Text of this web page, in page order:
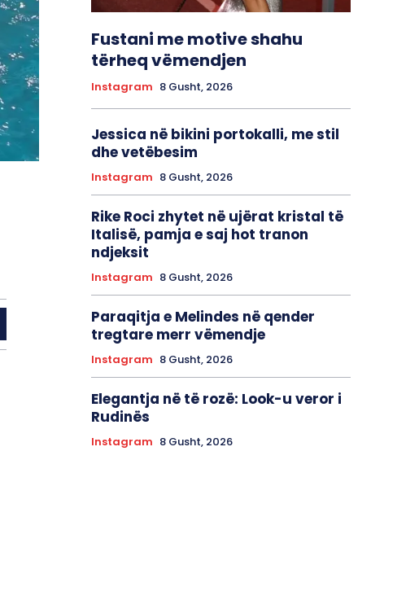
Fustani me motive shahu
tërheq vëmendjen
Instagram 8 Gusht, 2026
Jessica në bikini portokalli, me stil
dhe vetëbesim
Instagram 8 Gusht, 2026
Rike Roci zhytet në ujërat kristal të
Italisë, pamja e saj hot tranon
ndjeksit
Instagram 8 Gusht, 2026
Paraqitja e Melindes në qender
tregtare merr vëmendje
Instagram 8 Gusht, 2026
Elegantja në të rozë: Look-u veror i
Rudinës
Instagram 8 Gusht, 2026